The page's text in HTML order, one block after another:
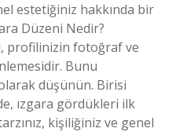
estetiğiniz hakkında bir
Düzeni Nedir?
profilinizin fotoğraf ve
Bunu
düşünün. Birisi
ızgara gördükleri ilk
kişiliğiniz ve genel